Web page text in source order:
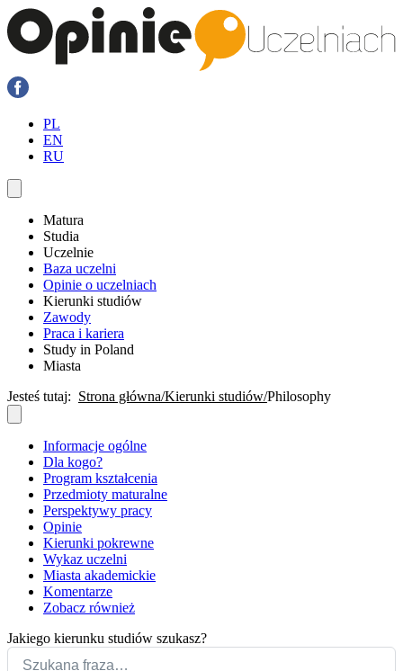
PL
EN
RU
Matura
Studia
Uczelnie
Baza uczelni
Opinie o uczelniach
Kierunki studiów
Zawody
Praca i kariera
Study in Poland
Miasta
Jesteś tutaj: Strona główna Kierunki studiów Philosophy
Informacje ogólne
Dla kogo?
Program kształcenia
Przedmioty maturalne
Perspektywy pracy
Opinie
Kierunki pokrewne
Wykaz uczelni
Miasta akademickie
Komentarze
Zobacz również
Jakiego kierunku studiów szukasz?